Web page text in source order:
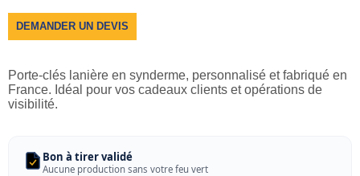
DEMANDER UN DEVIS
Porte-clés lanière en synderme, personnalisé et fabriqué en
France. Idéal pour vos cadeaux clients et opérations de
visibilité.
Bon à tirer validé
Aucune production sans votre feu vert